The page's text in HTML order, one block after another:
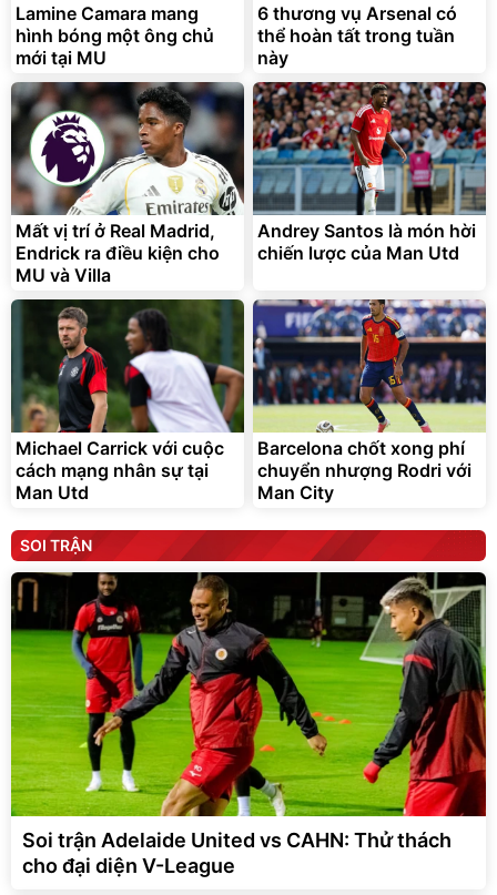
Lamine Camara mang
hình bóng một ông chủ
mới tại MU
6 thương vụ Arsenal có
thể hoàn tất trong tuần
này
Mất vị trí ở Real Madrid,
Endrick ra điều kiện cho
MU và Villa
Andrey Santos là món hời
chiến lược của Man Utd
Michael Carrick với cuộc
cách mạng nhân sự tại
Man Utd
Barcelona chốt xong phí
chuyển nhượng Rodri với
Man City
SOI TRẬN
Soi trận Adelaide United vs CAHN: Thử thách
cho đại diện V-League